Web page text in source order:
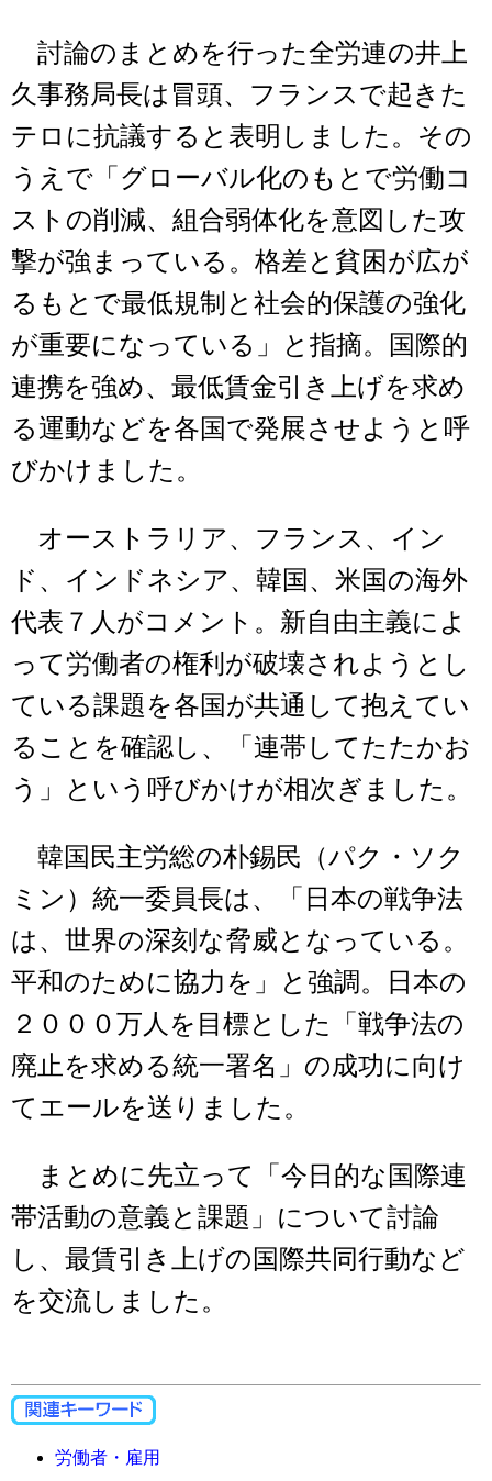
討論のまとめを行った全労連の井上
久事務局長は冒頭、フランスで起きた
テロに抗議すると表明しました。その
うえで「グローバル化のもとで労働コ
ストの削減、組合弱体化を意図した攻
撃が強まっている。格差と貧困が広が
るもとで最低規制と社会的保護の強化
が重要になっている」と指摘。国際的
連携を強め、最低賃金引き上げを求め
る運動などを各国で発展させようと呼
びかけました。
オーストラリア、フランス、イン
ド、インドネシア、韓国、米国の海外
代表７人がコメント。新自由主義によ
って労働者の権利が破壊されようとし
ている課題を各国が共通して抱えてい
ることを確認し、「連帯してたたかお
う」という呼びかけが相次ぎました。
韓国民主労総の朴錫民（パク・ソク
ミン）統一委員長は、「日本の戦争法
は、世界の深刻な脅威となっている。
平和のために協力を」と強調。日本の
２０００万人を目標とした「戦争法の
廃止を求める統一署名」の成功に向け
てエールを送りました。
まとめに先立って「今日的な国際連
帯活動の意義と課題」について討論
し、最賃引き上げの国際共同行動など
を交流しました。
労働者・雇用